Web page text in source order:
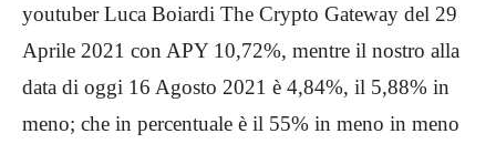
youtuber Luca Boiardi The Crypto Gateway del 29
Aprile 2021 con APY 10,72%, mentre il nostro alla
data di oggi 16 Agosto 2021 è 4,84%, il 5,88% in
meno; che in percentuale è il 55% in meno in meno